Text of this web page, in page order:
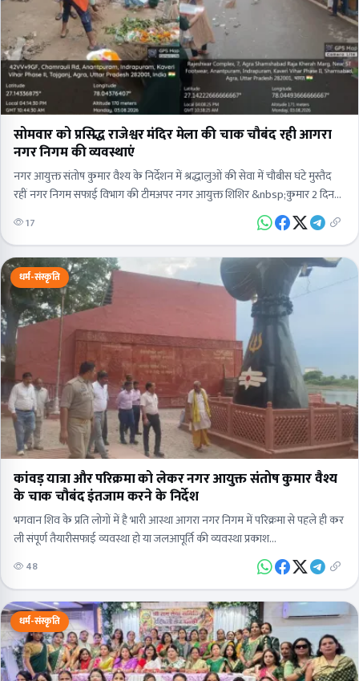
सोमवार को प्रसिद्ध राजेश्वर मंदिर मेला की चाक चौबंद रही आगरा
नगर निगम की व्यवस्थाएं
नगर आयुक्त संतोष कुमार वैश्य के निर्देशन में श्रद्धालुओं की सेवा में चौबीस घंटे मुस्तैद
रहीं नगर निगम सफाई विभाग की टीमअपर नगर आयुक्त शिशिर &nbsp;कुमार 2 दिन…
17
धर्म-संस्कृति
कांवड़ यात्रा और परिक्रमा को लेकर नगर आयुक्त संतोष कुमार वैश्य
के चाक चौबंद इंतजाम करने के निर्देश
भगवान शिव के प्रति लोगों में है भारी आस्था आगरा नगर निगम में परिक्रमा से पहले ही कर
ली संपूर्ण तैयारीसफाई व्यवस्था हो या जलआपूर्ति की व्यवस्था प्रकाश…
48
धर्म-संस्कृति